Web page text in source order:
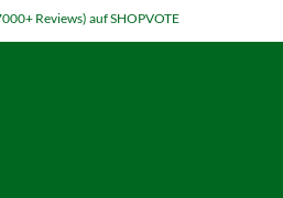
Reviews) auf SHOPVOTE